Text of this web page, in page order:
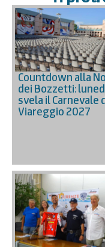
Countdown alla
dei Bozzetti:
svela il Carnevale
Viareggio 2027